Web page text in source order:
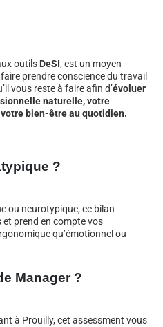
outils DeSI, est un moyen
prendre conscience du travail
vous reste à faire afin d’évoluer
naturelle, votre
bien-être au quotidien.
?
ou neurotypique, ce bilan
et prend en compte vos
qu’émotionnel ou
Manager ?
à Prouilly, cet assessment vous